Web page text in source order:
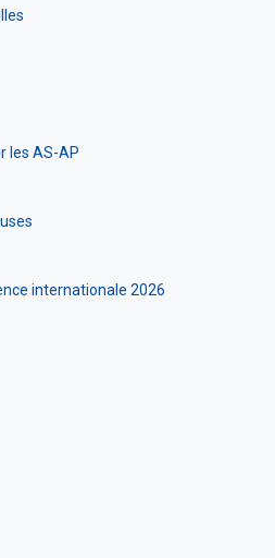
les AS-AP
internationale 2026